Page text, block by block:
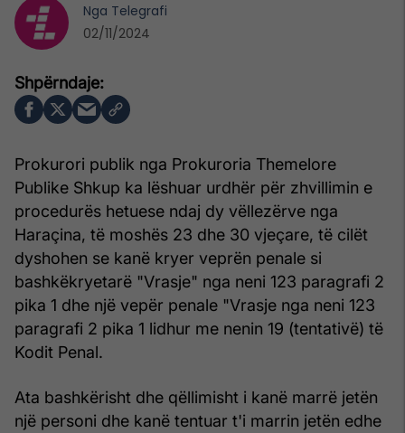
Prokurori publik nga Prokuroria Themelore
Publike Shkup ka lëshuar urdhër për zhvillimin e
procedurës hetuese ndaj dy vëllezërve nga
Haraçina, të moshës 23 dhe 30 vjeçare, të cilët
dyshohen se kanë kryer veprën penale si
bashkëkryetarë "Vrasje" nga neni 123 paragrafi 2
pika 1 dhe një vepër penale "Vrasje nga neni 123
paragrafi 2 pika 1 lidhur me nenin 19 (tentativë) të
Kodit Penal.
Ata bashkërisht dhe qëllimisht i kanë marrë jetën
një personi dhe kanë tentuar t'i marrin jetën edhe
Nga Telegrafi
02/11/2024